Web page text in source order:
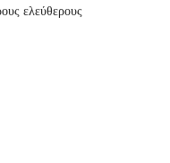
ελεύθερους